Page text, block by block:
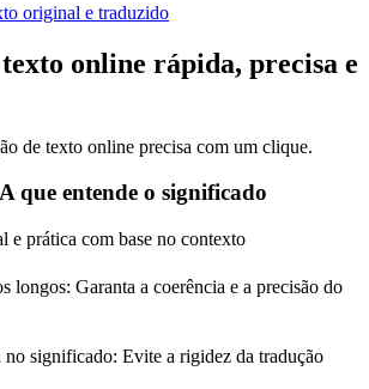
original e traduzido
online rápida, precisa e
de texto online precisa com um clique.
que entende o significado
e prática com base no contexto
longos: Garanta a coerência e a precisão do
no significado: Evite a rigidez da tradução